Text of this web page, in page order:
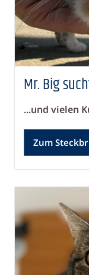
Mr. Big
...und vielen
Zum